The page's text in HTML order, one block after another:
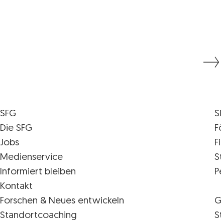
SFG
Die SFG
Jobs
Medienservice
Informiert bleiben
Kontakt
Forschen & Neues entwickeln
Standortcoaching